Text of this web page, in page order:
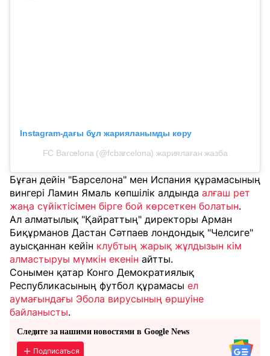
Instagram-дағы бұл жарияланымды көру
FC Barcelona (@fcbarcelona) жариялаған жазба
Бұған дейін "Барселона" мен Испания құрамасының
вингері Ламин Ямаль көпшілік алдында алғаш рет
жаңа сүйіктісімен бірге бой көрсеткен болатын.
Ал алматылық "Қайраттың" директоры Арман
Биқұрманов Дастан Сәтпаев лондондық "Челсиге"
ауысқаннан кейін клубтың жарық жұлдызын кім
алмастыруы мүмкін екенін айтты.
Сонымен қатар Конго Демократиялық
Республикасының футбол құрамасы ел
аумағындағы Эбола вирусының өршуіне
байланысты.
Следите за нашими новостями в Google News
Подписаться